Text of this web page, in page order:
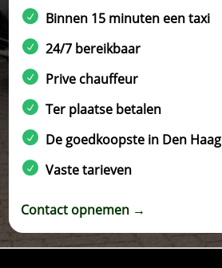
Binnen 15 minuten een taxi
24/7 bereikbaar
Prive chauffeur
Ter plaatse betalen
De goedkoopste in Den Haag
Vaste tarieven
Contact opnemen →